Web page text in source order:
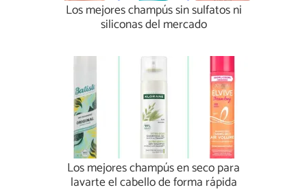
Los mejores champús sin sulfatos ni
siliconas del mercado
Los mejores champús en seco para
lavarte el cabello de forma rápida